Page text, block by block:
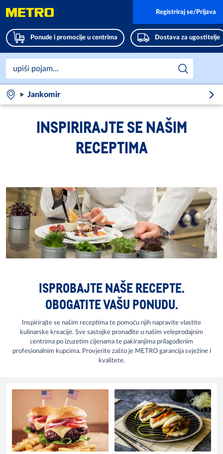
Ponude i promocije u centrima Dostava za ugostitelje
Registriraj se/Prijava
Jankomir
INSPIRIRAJTE SE NAŠIM
RECEPTIMA
ISPROBAJTE NAŠE RECEPTE.
OBOGATITE VAŠU PONUDU.
Inspirirajte se našim receptima te pomoću njih napravite vlastite
kulinarske kreacije. Sve sastojke pronađite u našim veleprodajnim
centrima po izuzetim cijenama te pakiranjima prilagođenim
profesionalnim kupcima. Provjerite zašto je METRO garancija svježine i
kvalitete.